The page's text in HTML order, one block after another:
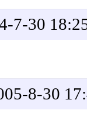
7-30
8-30